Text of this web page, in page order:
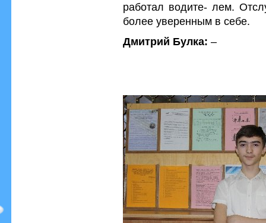
работал водите- лем.
более уверенным в себе.
Дмитрий Булка: –